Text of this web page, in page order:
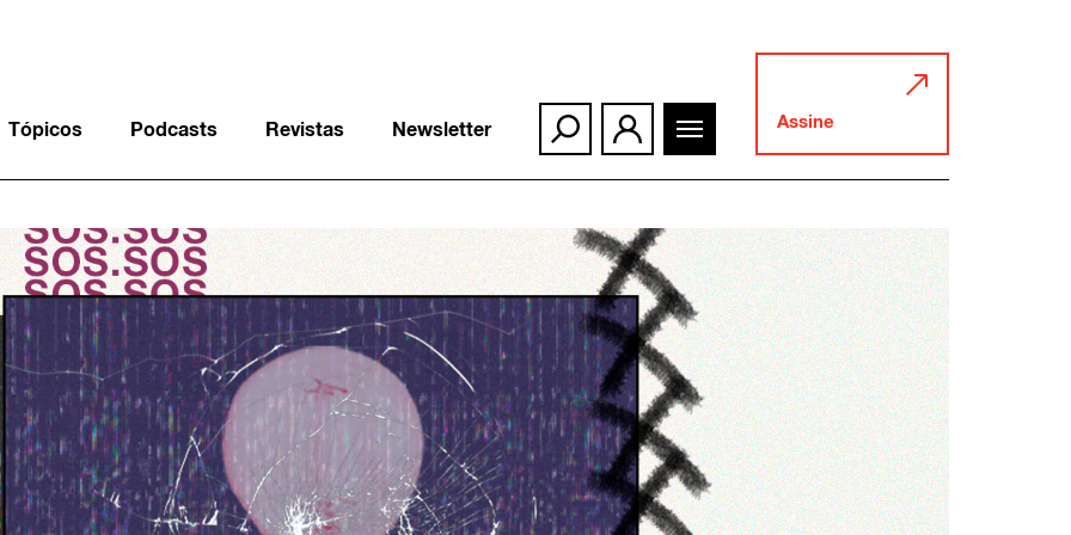
Tópicos Podcasts Revistas Newsletter Assine